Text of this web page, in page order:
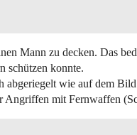
Mann zu decken. Das
schützen konnte.
abgeriegelt wie auf dem
Angriffen mit Fernwaffen